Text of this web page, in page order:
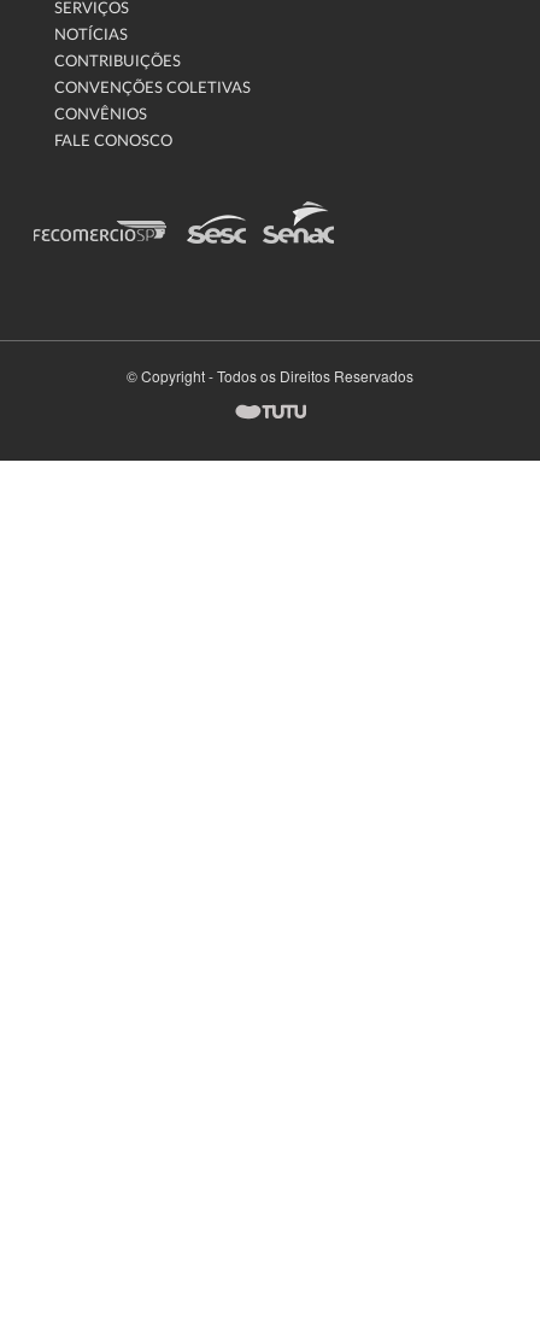
SERVIÇOS
NOTÍCIAS
CONTRIBUIÇÕES
CONVENÇÕES COLETIVAS
CONVÊNIOS
FALE CONOSCO
© Copyright - Todos os Direitos Reservados